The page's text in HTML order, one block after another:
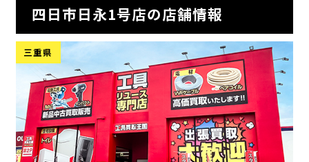
四日市日永1号店の店舗情報
三重県